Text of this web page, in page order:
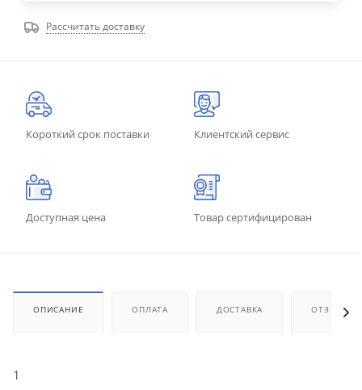
Рассчитать доставку
Короткий срок поставки Клиентский сервис
Доступная цена Товар сертифицирован
ОПИСАНИЕ ОПЛАТА ДОСТАВКА ОТЗЫВЫ
1